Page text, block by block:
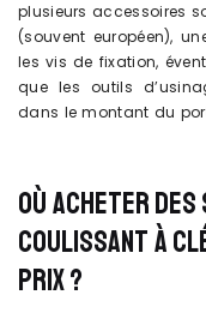
plusieurs accessoires
(souvent européen),
les vis de fixation,
que les outils
dans le montant du
OÙ ACHETER
COULISSANT À
PRIX ?